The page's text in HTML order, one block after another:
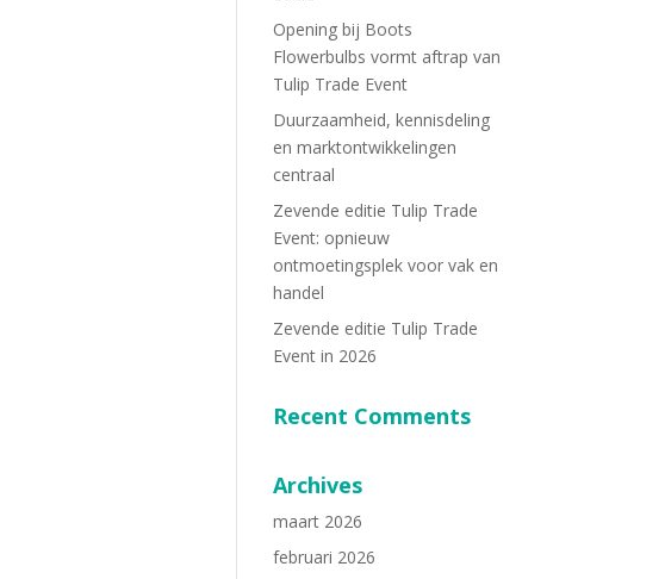
Opening bij Boots
Flowerbulbs vormt aftrap van
Tulip Trade Event
Duurzaamheid, kennisdeling
en marktontwikkelingen
centraal
Zevende editie Tulip Trade
Event: opnieuw
ontmoetingsplek voor vak en
handel
Zevende editie Tulip Trade
Event in 2026
Recent Comments
Archives
maart 2026
februari 2026